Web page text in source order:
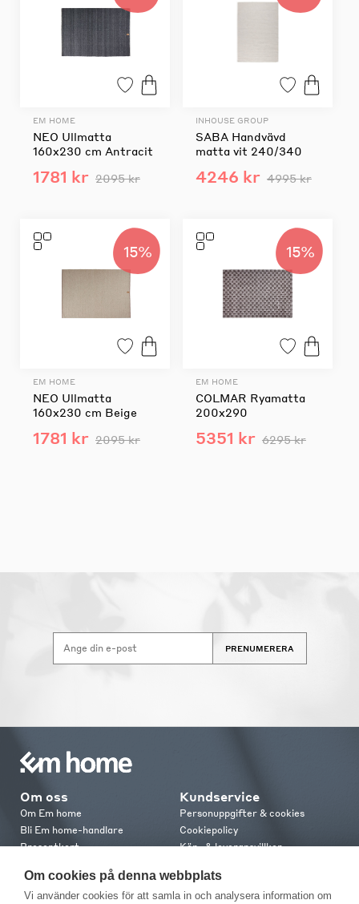
Om cookies på denna webbplats
Vi använder cookies för att samla in och analysera information om
EM HOME
NEO Ullmatta
160x230 cm Antracit
1781 kr 2095 kr
INHOUSE GROUP
SABA Handvävd
matta vit 240/340
4246 kr 4995 kr
15%
EM HOME
NEO Ullmatta
160x230 cm Beige
1781 kr 2095 kr
15%
EM HOME
COLMAR Ryamatta
200x290
5351 kr 6295 kr
PRENUMERERA
Om oss
Om Em home
Bli Em home-handlare
Presentkort
Em home Club
Medlemsvillkor
Kundservice
Personuppgifter & cookies
Cookiepolicy
Köp- & leveransvillkor
Retur & reklamation